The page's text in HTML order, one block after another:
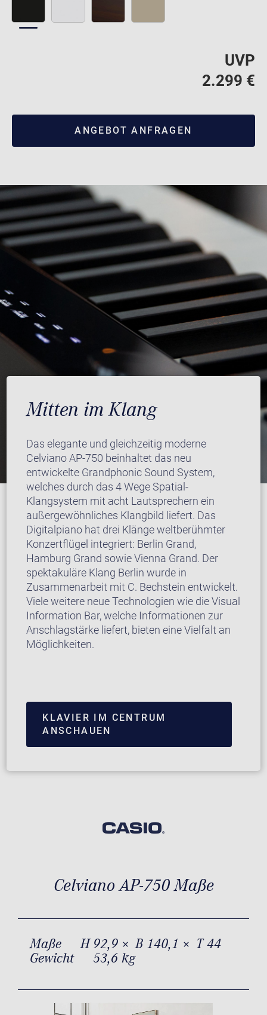
UVP
2.299 €
ANGEBOT ANFRAGEN
Mitten im Klang
Das elegante und gleichzeitig moderne
Celviano AP-750 beinhaltet das neu
entwickelte Grandphonic Sound System,
welches durch das 4 Wege Spatial-
Klangsystem mit acht Lautsprechern ein
außergewöhnliches Klangbild liefert. Das
Digitalpiano hat drei Klänge weltberühmter
Konzertflügel integriert: Berlin Grand,
Hamburg Grand sowie Vienna Grand. Der
spektakuläre Klang Berlin wurde in
Zusammenarbeit mit C. Bechstein entwickelt.
Viele weitere neue Technologien wie die Visual
Information Bar, welche Informationen zur
Anschlagstärke liefert, bieten eine Vielfalt an
Möglichkeiten.
KLAVIER IM CENTRUM
ANSCHAUEN
Celviano AP-750 Maße
Maße
H 92,9 × B 140,1 × T 44
Gewicht
53,6 kg